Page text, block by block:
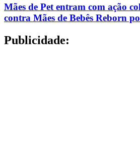
Mães de Pet entram com ação
contra Mães de Bebês Reborn
Publicidade: